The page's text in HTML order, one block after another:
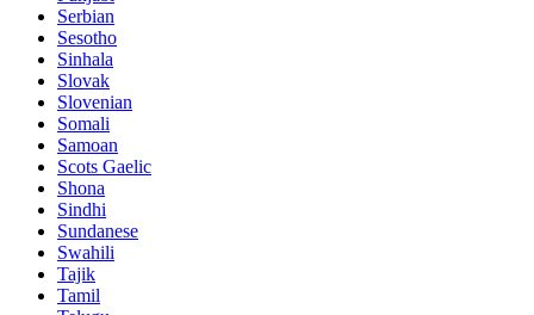
Serbian
Sesotho
Sinhala
Slovak
Slovenian
Somali
Samoan
Scots Gaelic
Shona
Sindhi
Sundanese
Swahili
Tajik
Tamil